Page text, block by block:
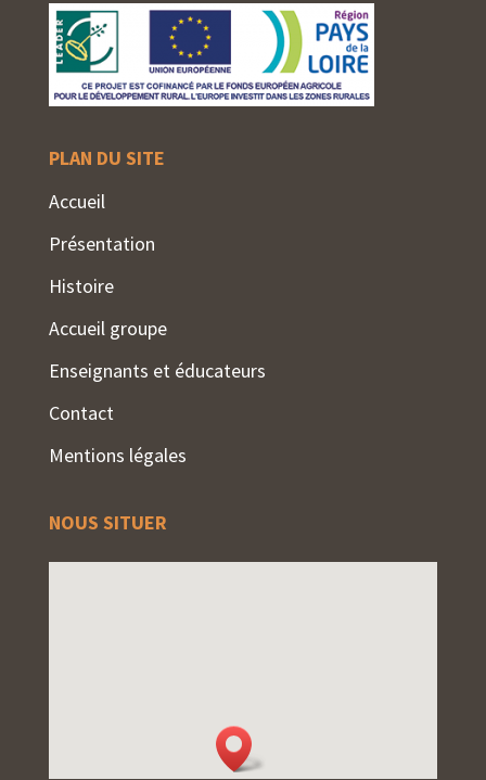
PLAN DU SITE
Accueil
Présentation
Histoire
Accueil groupe
Enseignants et éducateurs
Contact
Mentions légales
NOUS SITUER